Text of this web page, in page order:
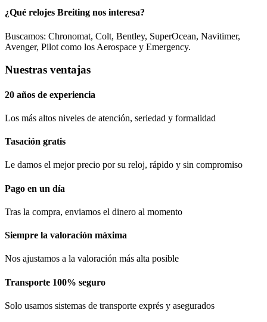
¿Qué relojes Breiting nos interesa?
Buscamos: Chronomat, Colt, Bentley, SuperOcean, Navitimer,
Avenger, Pilot como los Aerospace y Emergency.
Nuestras ventajas
20 años de experiencia
Los más altos niveles de atención, seriedad y formalidad​
Tasación gratis
Le damos el mejor precio por su reloj, rápido y sin compromiso
Pago en un día
Tras la compra, enviamos el dinero al momento
Siempre la valoración máxima
Nos ajustamos a la valoración más alta posible
Transporte 100% seguro
Solo usamos sistemas de transporte exprés y asegurados